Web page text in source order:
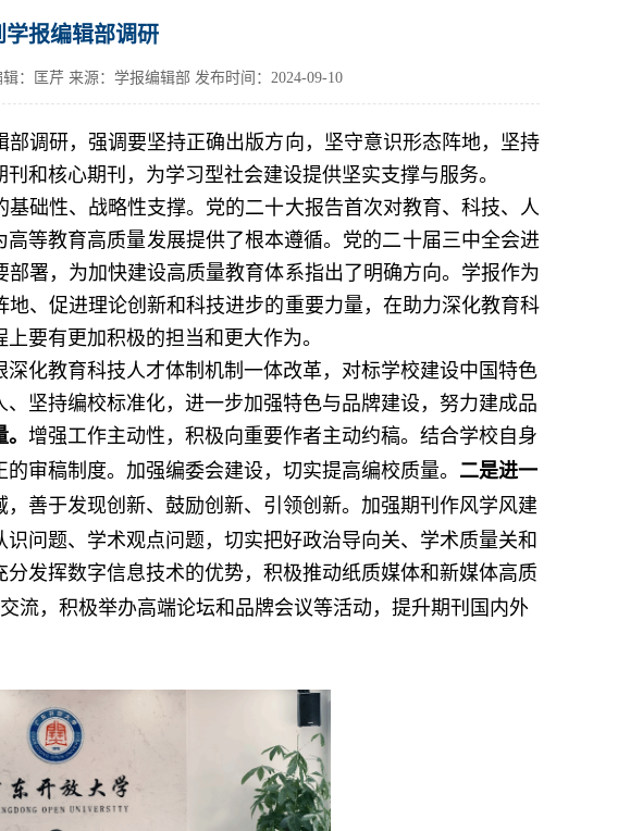
学报编辑部调研
：匡芹 来源：学报编辑部 发布时间：2024-09-10
调研，强调要坚持正确出版方向，坚守意识形态阵地，坚持
和核心期刊，为学习型社会建设提供坚实支撑与服务。
础性、战略性支撑。党的二十大报告首次对教育、科技、人
等教育高质量发展提供了根本遵循。党的二十届三中全会进
署，为加快建设高质量教育体系指出了明确方向。学报作为
、促进理论创新和科技进步的重要力量，在助力深化教育科
要有更加积极的担当和更大作为。
化教育科技人才体制机制一体改革，对标学校建设中国特色
坚持编校标准化，进一步加强特色与品牌建设，努力建成品
增强工作主动性，积极向重要作者主动约稿。结合学校自身
审稿制度。加强编委会建设，切实提高编校质量。 二是进一
，善于发现创新、鼓励创新、引领创新。加强期刊作风学风建
问题、学术观点问题，切实把好政治导向关、学术质量关和
分发挥数字信息技术的优势，积极推动纸质媒体和新媒体高质
流，积极举办高端论坛和品牌会议等活动，提升期刊国内外